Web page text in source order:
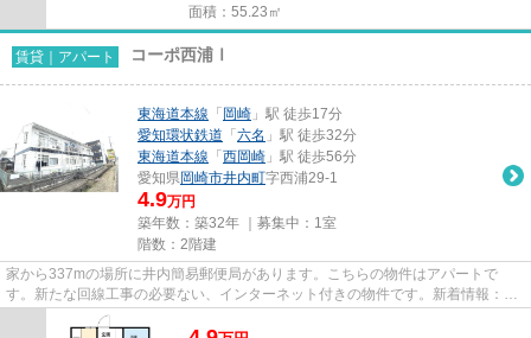
面積：55.23㎡
賃貸｜アパート コーポ西浦Ⅰ
東海道本線 「 岡崎 」駅 徒歩17分
愛知環状鉄道 「 六名 」駅 徒歩32分
東海道本線 「 西岡崎 」駅 徒歩56分
愛知県岡崎市井内町字西浦29-1
4.9万円
築年数：築32年 ｜募集中： 1室
階数：2階建
家から337mの場所に井内簡易郵便局があります。こちらの物件はアパートで
す。新たな回線工事の必要ない、インターネット付きの物件です。新着情報：コ
ーポ西浦Ⅰの空室情報ならコチラ。...